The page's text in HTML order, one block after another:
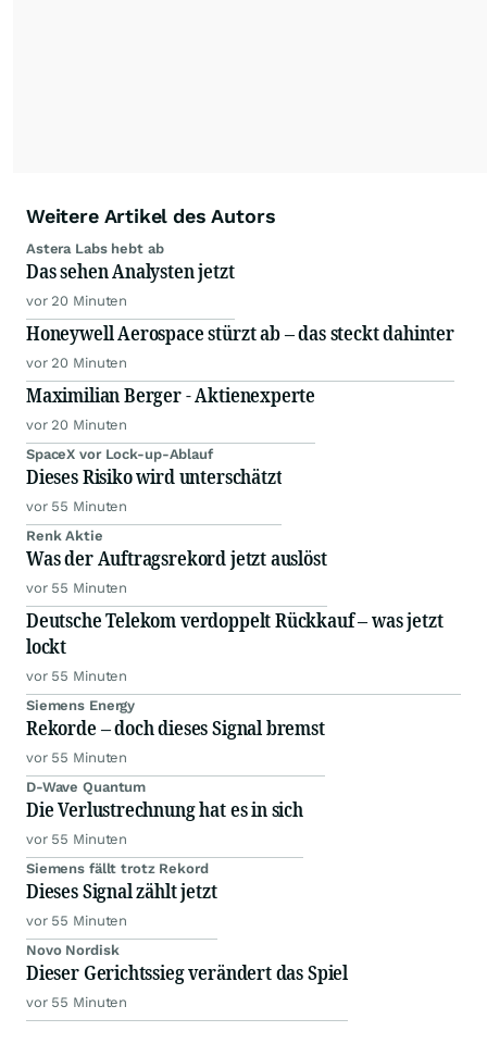
Weitere Artikel des Autors
Astera Labs hebt ab
Das sehen Analysten jetzt
vor 20 Minuten
Honeywell Aerospace stürzt ab – das steckt dahinter
vor 20 Minuten
Maximilian Berger - Aktienexperte
vor 20 Minuten
SpaceX vor Lock-up-Ablauf
Dieses Risiko wird unterschätzt
vor 55 Minuten
Renk Aktie
Was der Auftragsrekord jetzt auslöst
vor 55 Minuten
Deutsche Telekom verdoppelt Rückkauf – was jetzt
lockt
vor 55 Minuten
Siemens Energy
Rekorde – doch dieses Signal bremst
vor 55 Minuten
D-Wave Quantum
Die Verlustrechnung hat es in sich
vor 55 Minuten
Siemens fällt trotz Rekord
Dieses Signal zählt jetzt
vor 55 Minuten
Novo Nordisk
Dieser Gerichtssieg verändert das Spiel
vor 55 Minuten